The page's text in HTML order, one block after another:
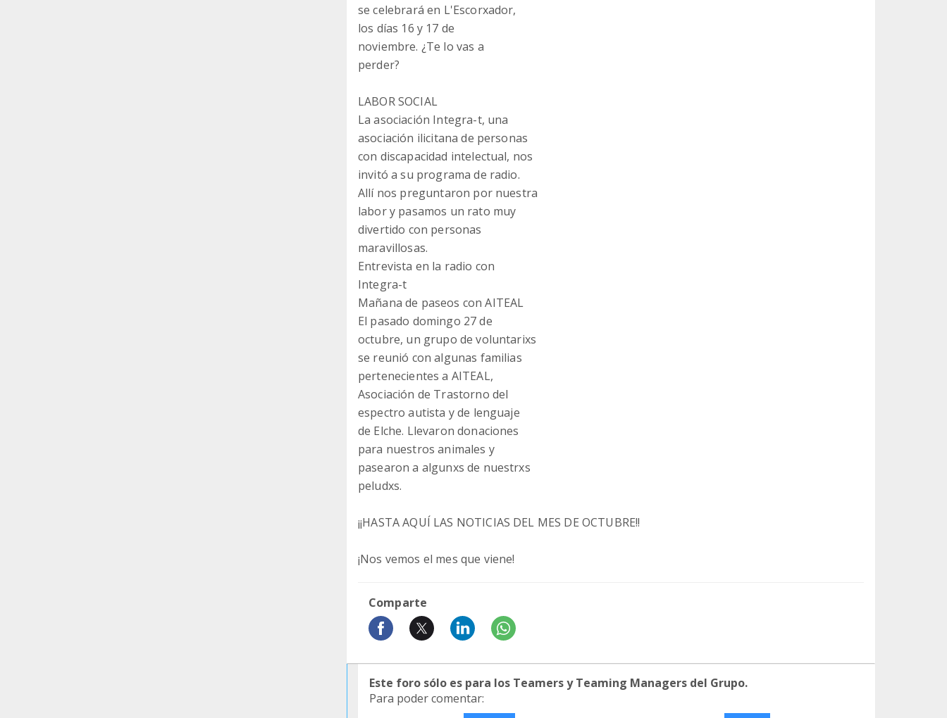
se celebrará en L'Escorxador,
los días 16 y 17 de
noviembre. ¿Te lo vas a
perder?
LABOR SOCIAL
La asociación Integra-t, una
asociación ilicitana de personas
con discapacidad intelectual, nos
invitó a su programa de radio.
Allí nos preguntaron por nuestra
labor y pasamos un rato muy
divertido con personas
maravillosas.
Entrevista en la radio con
Integra-t
Mañana de paseos con AITEAL
El pasado domingo 27 de
octubre, un grupo de voluntarixs
se reunió con algunas familias
pertenecientes a AITEAL,
Asociación de Trastorno del
espectro autista y de lenguaje
de Elche. Llevaron donaciones
para nuestros animales y
pasearon a algunxs de nuestrxs
peludxs.
¡¡HASTA AQUÍ LAS NOTICIAS DEL MES DE OCTUBRE!!
¡Nos vemos el mes que viene!
Comparte
Este foro sólo es para los Teamers y Teaming Managers del Grupo.
Para poder comentar: